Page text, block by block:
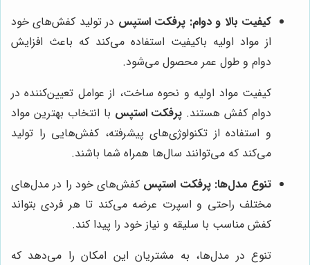
کیفیت بالا و دوام: پرفکت استپس در تولید کفش‌های خود
از مواد اولیه باکیفیت استفاده می‌کند که باعث افزایش
دوام و طول عمر محصول می‌شود.
کیفیت مواد اولیه و نحوه ساخت، از عوامل تعیین‌کننده در
دوام کفش هستند. پرفکت استپس با انتخاب بهترین مواد
و استفاده از تکنولوژی‌های پیشرفته، کفش‌هایی را تولید
می‌کند که می‌توانند سال‌ها همراه شما باشند.
تنوع مدل‌ها: پرفکت استپس کفش‌های خود را در مدل‌های
مختلف راحتی و اسپرت عرضه می‌کند تا هر فردی بتواند
کفش مناسب با سلیقه و نیاز خود را پیدا کند.
تنوع در مدل‌ها، به مشتریان این امکان را می‌دهد که